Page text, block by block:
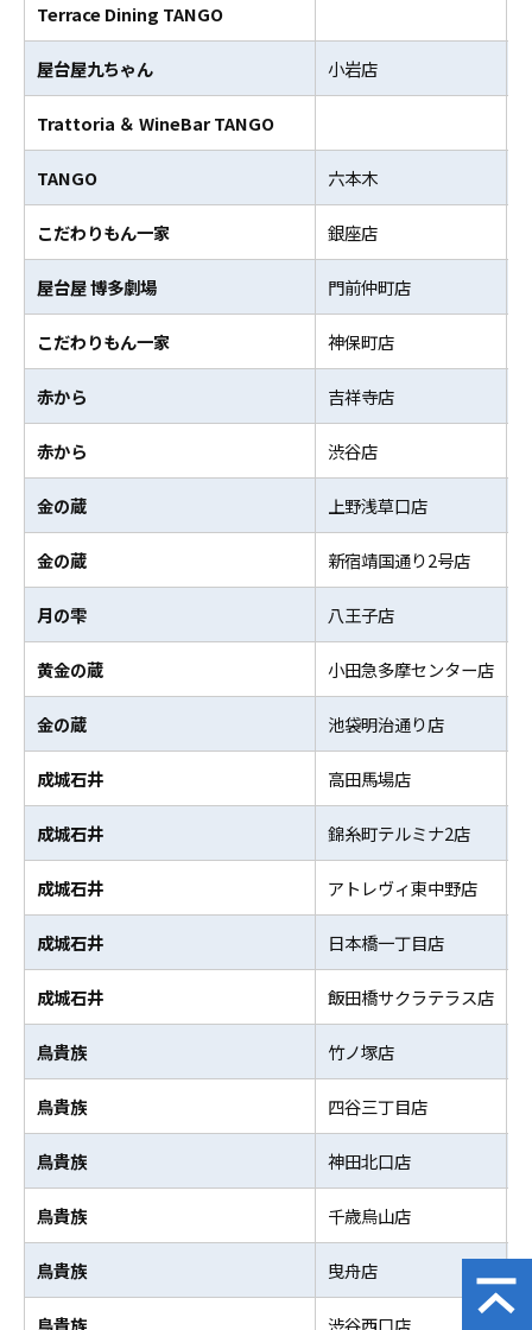
Terrace Dining TANGO
屋台屋九ちゃん 小岩店
Trattoria ＆ WineBar TANGO
TANGO 六本木
こだわりもん一家 銀座店
屋台屋 博多劇場 門前仲町店
こだわりもん一家 神保町店
赤から 吉祥寺店
赤から 渋谷店
金の蔵 上野浅草口店
金の蔵 新宿靖国通り2号店
月の雫 八王子店
黄金の蔵 小田急多摩センター店
金の蔵 池袋明治通り店
成城石井 高田馬場店
成城石井 錦糸町テルミナ2店
成城石井 アトレヴィ東中野店
成城石井 日本橋一丁目店
成城石井 飯田橋サクラテラス店
鳥貴族 竹ノ塚店
鳥貴族 四谷三丁目店
鳥貴族 神田北口店
鳥貴族 千歳烏山店
鳥貴族 曳舟店
鳥貴族 渋谷西口店